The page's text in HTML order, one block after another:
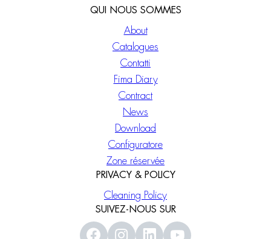
QUI NOUS SOMMES
About
Catalogues
Contatti
Fima Diary
Contract
News
Download
Configuratore
Zone réservée
PRIVACY & POLICY
Cleaning Policy
SUIVEZ-NOUS SUR